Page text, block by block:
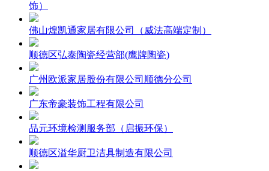
饰）
佛山煌凯通家居有限公司（威法高端定制）
顺德区弘泰陶瓷经营部(鹰牌陶瓷)
广州欧派家居股份有限公司顺德分公司
广东帝豪装饰工程有限公司
品元环境检测服务部（启振环保）
顺德区溢华厨卫洁具制造有限公司